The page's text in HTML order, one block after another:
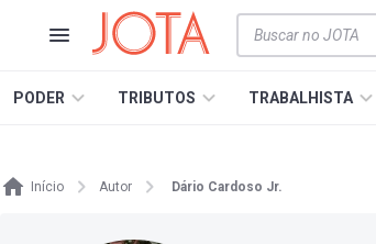
PODER TRIBUTOS TRABALHISTA
Início Autor Dário Cardoso Jr.